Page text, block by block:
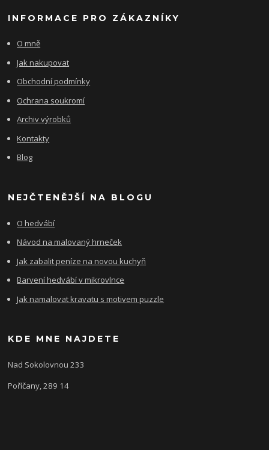
INFORMACE PRO ZÁKAZNÍKY
O mně
Jak nakupovat
Obchodní podmínky
Ochrana soukromí
Archiv výrobků
Kontakty
Blog
NEJČTENĚJŠÍ NA BLOGU
O hedvábí
Návod na malovaný hrneček
Jak zabalit peníze na novou kuchyň
Barvení hedvábí v mikrovlnce
Jak namalovat kravatu s motivem puzzle
KDE MNE NAJDETE
Nad Sokolovnou 233
Poříčany, 289 14